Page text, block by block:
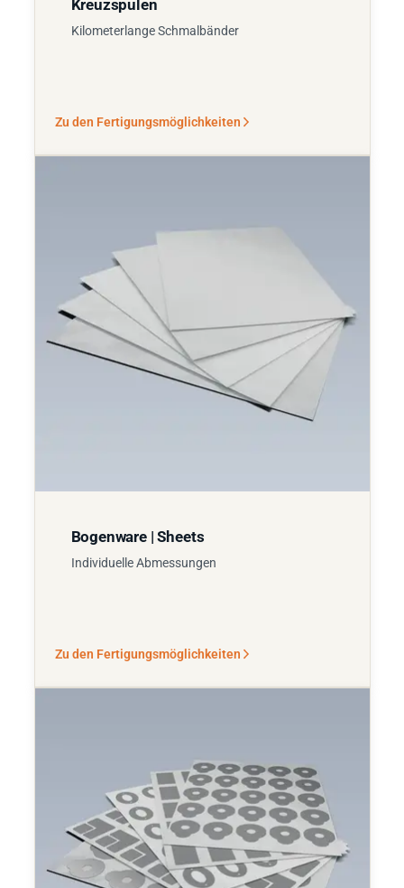
Kreuzspulen
Kilometerlange Schmalbänder
Zu den Fertigungsmöglichkeiten
Bogenware | Sheets
Individuelle Abmessungen
Zu den Fertigungsmöglichkeiten